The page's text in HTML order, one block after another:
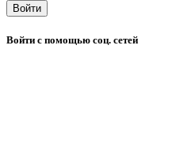
Войти
Войти с помощью соц. сетей